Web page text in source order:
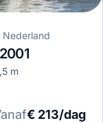
m
€ 213/dag